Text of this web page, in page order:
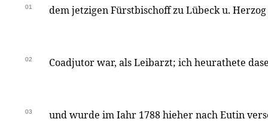
01 dem jetzigen Fürstbischoff zu Lübeck u.
02 Coadjutor war, als Leibarzt; ich heurathete
03 und wurde im Iahr 1788 hieher nach Eutin